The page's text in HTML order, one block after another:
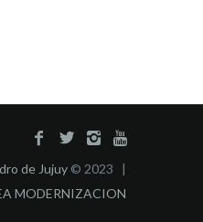
de Jujuy © 2023 |
MODERNIZACION